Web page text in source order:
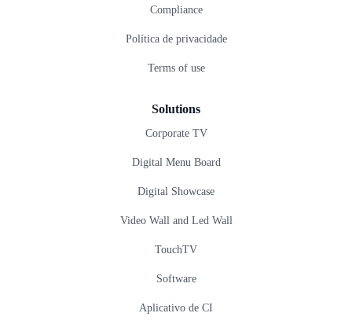
Compliance
Política de privacidade
Terms of use
Solutions
Corporate TV
Digital Menu Board
Digital Showcase
Video Wall and Led Wall
TouchTV
Software
Aplicativo de CI